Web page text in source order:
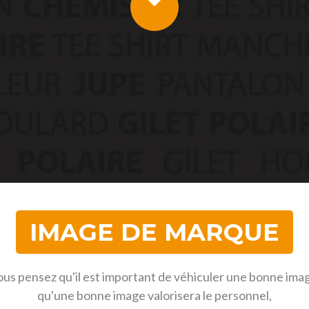
IMAGE DE MARQUE
pensez qu'il est important de véhiculer une bonne
qu'une bonne image valorisera le personnel,